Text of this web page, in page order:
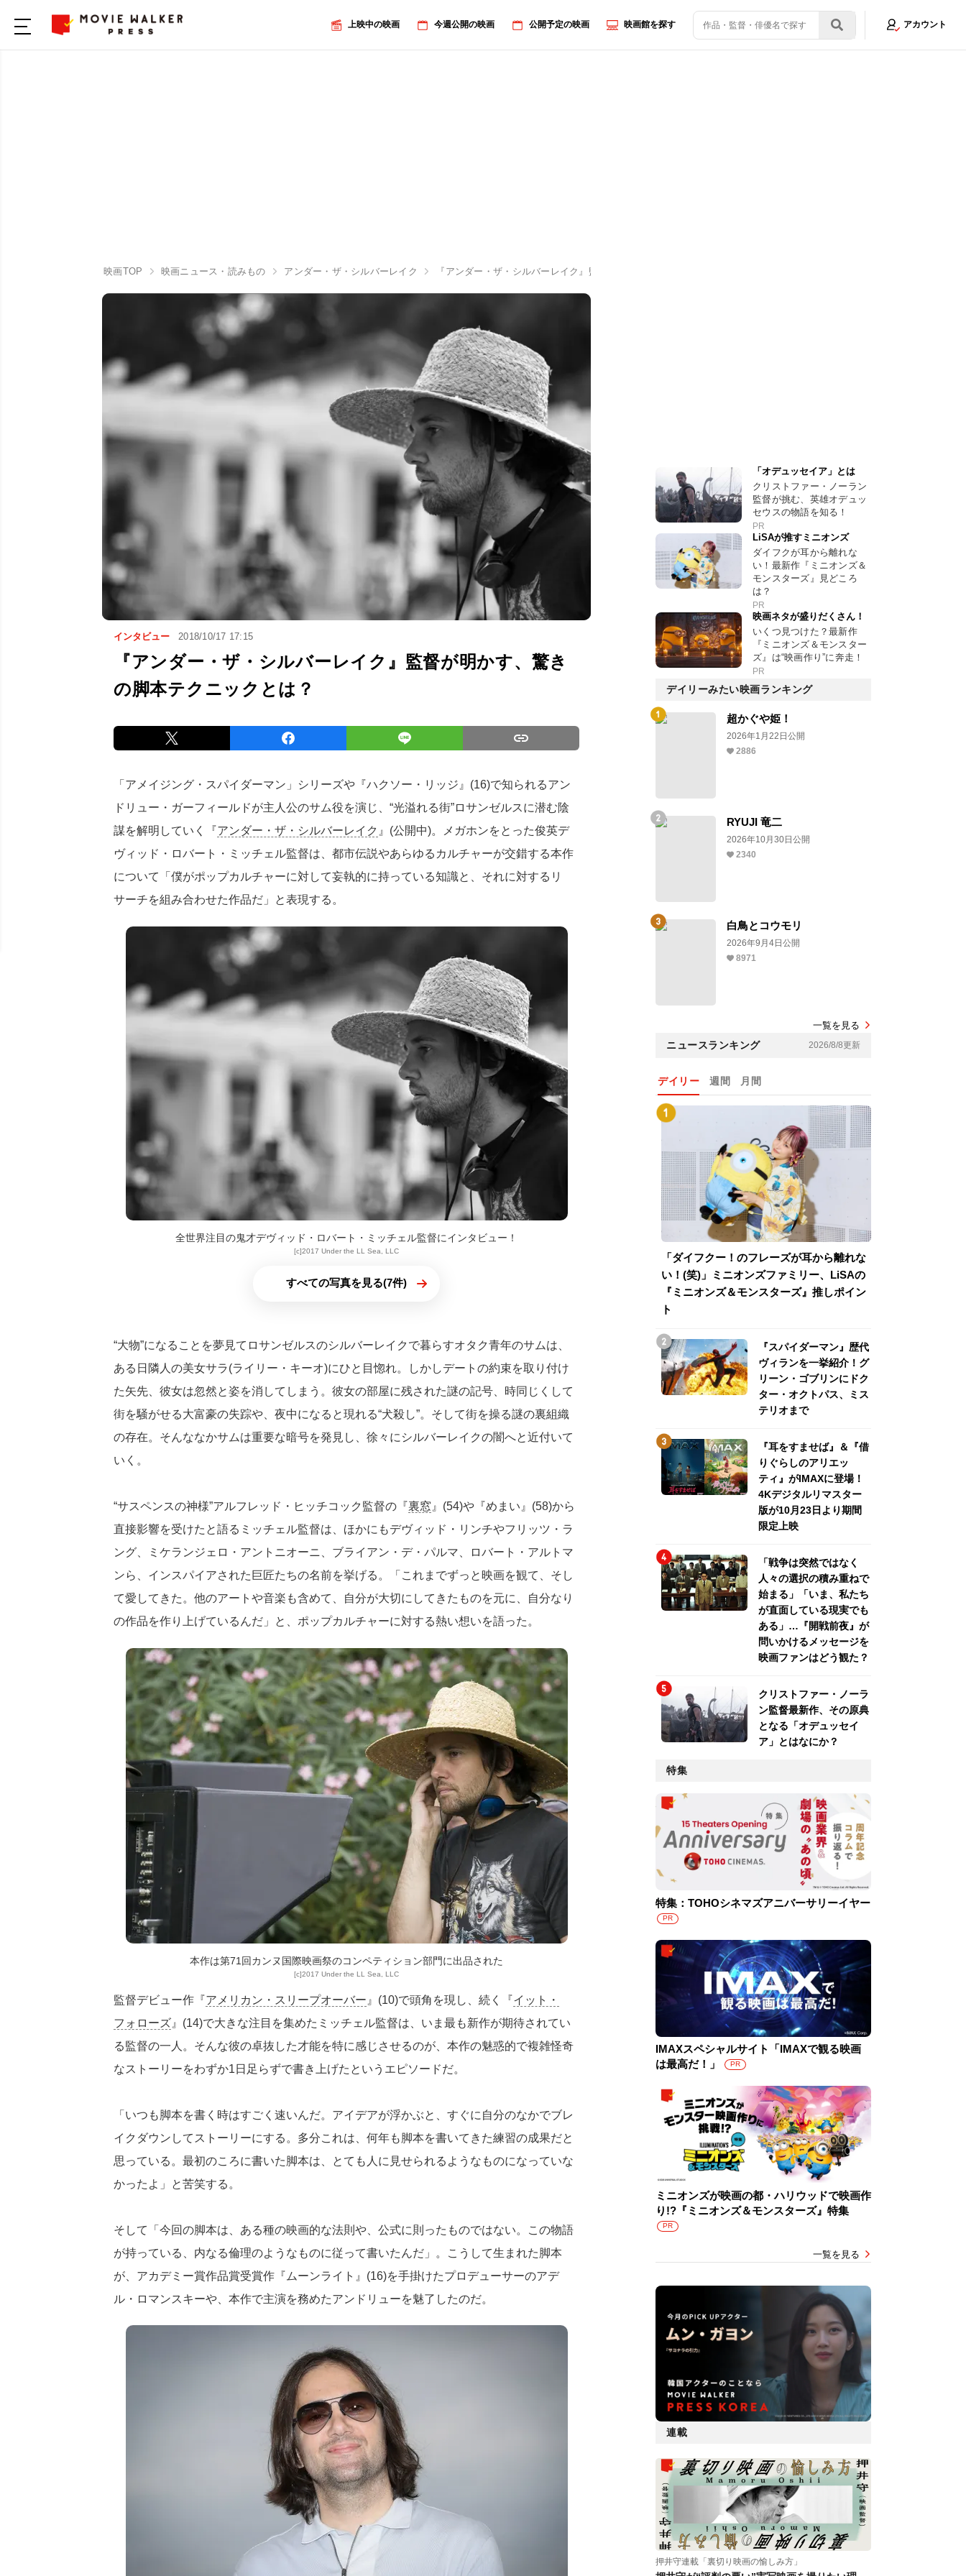
上映中の映画 今週公開の映画 公開予定の映画 映画館を探す アカウント
映画TOP 映画ニュース・読みもの アンダー・ザ・シルバーレイク 『アンダー・ザ・シルバーレイク』監督が明かす、驚きの脚本テクニックとは？
インタビュー 2018/10/17 17:15
『アンダー・ザ・シルバーレイク』監督が明かす、驚き
の脚本テクニックとは？
「アメイジング・スパイダーマン」シリーズや『ハクソー・リッジ』(16)で知られるアン
ドリュー・ガーフィールドが主人公のサム役を演じ、“光溢れる街”ロサンゼルスに潜む陰
謀を解明していく『アンダー・ザ・シルバーレイク 』(公開中)。メガホンをとった俊英デ
ヴィッド・ロバート・ミッチェル監督は、都市伝説やあらゆるカルチャーが交錯する本作
について「僕がポップカルチャーに対して妄執的に持っている知識と、それに対するリ
サーチを組み合わせた作品だ」と表現する。
全世界注目の鬼才デヴィッド・ロバート・ミッチェル監督にインタビュー！
[c]2017 Under the LL Sea, LLC
すべての写真を見る(7件)
“大物”になることを夢見てロサンゼルスのシルバーレイクで暮らすオタク青年のサムは、
ある日隣人の美女サラ(ライリー・キーオ)にひと目惚れ。しかしデートの約束を取り付け
た矢先、彼女は忽然と姿を消してしまう。彼女の部屋に残された謎の記号、時同じくして
街を騒がせる大富豪の失踪や、夜中になると現れる“犬殺し”。そして街を操る謎の裏組織
の存在。そんななかサムは重要な暗号を発見し、徐々にシルバーレイクの闇へと近付いて
いく。
“サスペンスの神様”アルフレッド・ヒッチコック監督の『裏窓 』(54)や『めまい』(58)から
直接影響を受けたと語るミッチェル監督は、ほかにもデヴィッド・リンチやフリッツ・ラ
ング、ミケランジェロ・アントニオーニ、ブライアン・デ・パルマ、ロバート・アルトマ
ンら、インスパイアされた巨匠たちの名前を挙げる。「これまでずっと映画を観て、そし
て愛してきた。他のアートや音楽も含めて、自分が大切にしてきたものを元に、自分なり
の作品を作り上げているんだ」と、ポップカルチャーに対する熱い想いを語った。
本作は第71回カンヌ国際映画祭のコンペティション部門に出品された
[c]2017 Under the LL Sea, LLC
監督デビュー作『アメリカン・スリープオーバー 』(10)で頭角を現し、続く『イット・
フォローズ 』(14)で大きな注目を集めたミッチェル監督は、いま最も新作が期待されてい
る監督の一人。そんな彼の卓抜した才能を特に感じさせるのが、本作の魅惑的で複雑怪奇
なストーリーをわずか1日足らずで書き上げたというエピソードだ。
「いつも脚本を書く時はすごく速いんだ。アイデアが浮かぶと、すぐに自分のなかでブレ
イクダウンしてストーリーにする。多分これは、何年も脚本を書いてきた練習の成果だと
思っている。最初のころに書いた脚本は、とても人に見せられるようなものになっていな
かったよ」と苦笑する。
そして「今回の脚本は、ある種の映画的な法則や、公式に則ったものではない。この物語
が持っている、内なる倫理のようなものに従って書いたんだ」。こうして生まれた脚本
が、アカデミー賞作品賞受賞作『ムーンライト』(16)を手掛けたプロデューサーのアデ
ル・ロマンスキーや、本作で主演を務めたアンドリューを魅了したのだ。
「オデュッセイア」とは
クリストファー・ノーラン
監督が挑む、英雄オデュッ
セウスの物語を知る！
PR
LiSAが推すミニオンズ
ダイフクが耳から離れな
い！最新作『ミニオンズ＆
モンスターズ』見どころ
は？
PR
映画ネタが盛りだくさん！
いくつ見つけた？最新作
『ミニオンズ＆モンスター
ズ』は“映画作り”に奔走！
PR
デイリーみたい映画ランキング
超かぐや姫！
2026年1月22日公開
2886
RYUJI 竜二
2026年10月30日公開
2340
白鳥とコウモリ
2026年9月4日公開
8971
一覧を見る
ニュースランキング 2026/8/8更新
デイリー 週間 月間
「ダイフクー！のフレーズが耳から離れな
い！(笑)」ミニオンズファミリー、LiSAの
『ミニオンズ＆モンスターズ』推しポイン
ト
『スパイダーマン』歴代
ヴィランを一挙紹介！グ
リーン・ゴブリンにドク
ター・オクトパス、ミス
テリオまで
『耳をすませば』＆『借
りぐらしのアリエッ
ティ』がIMAXに登場！
4Kデジタルリマスター
版が10月23日より期間
限定上映
「戦争は突然ではなく
人々の選択の積み重ねで
始まる」「いま、私たち
が直面している現実でも
ある」…『開戦前夜』が
問いかけるメッセージを
映画ファンはどう観た？
クリストファー・ノーラ
ン監督最新作、その原典
となる「オデュッセイ
ア」とはなにか？
特集
特集：TOHOシネマズアニバーサリーイヤー
PR
IMAXスペシャルサイト「IMAXで観る映画
は最高だ！」
PR
ミニオンズが映画の都・ハリウッドで映画作
り!?『ミニオンズ＆モンスターズ』特集
PR
一覧を見る
連載
押井守連載「裏切り映画の愉しみ方」